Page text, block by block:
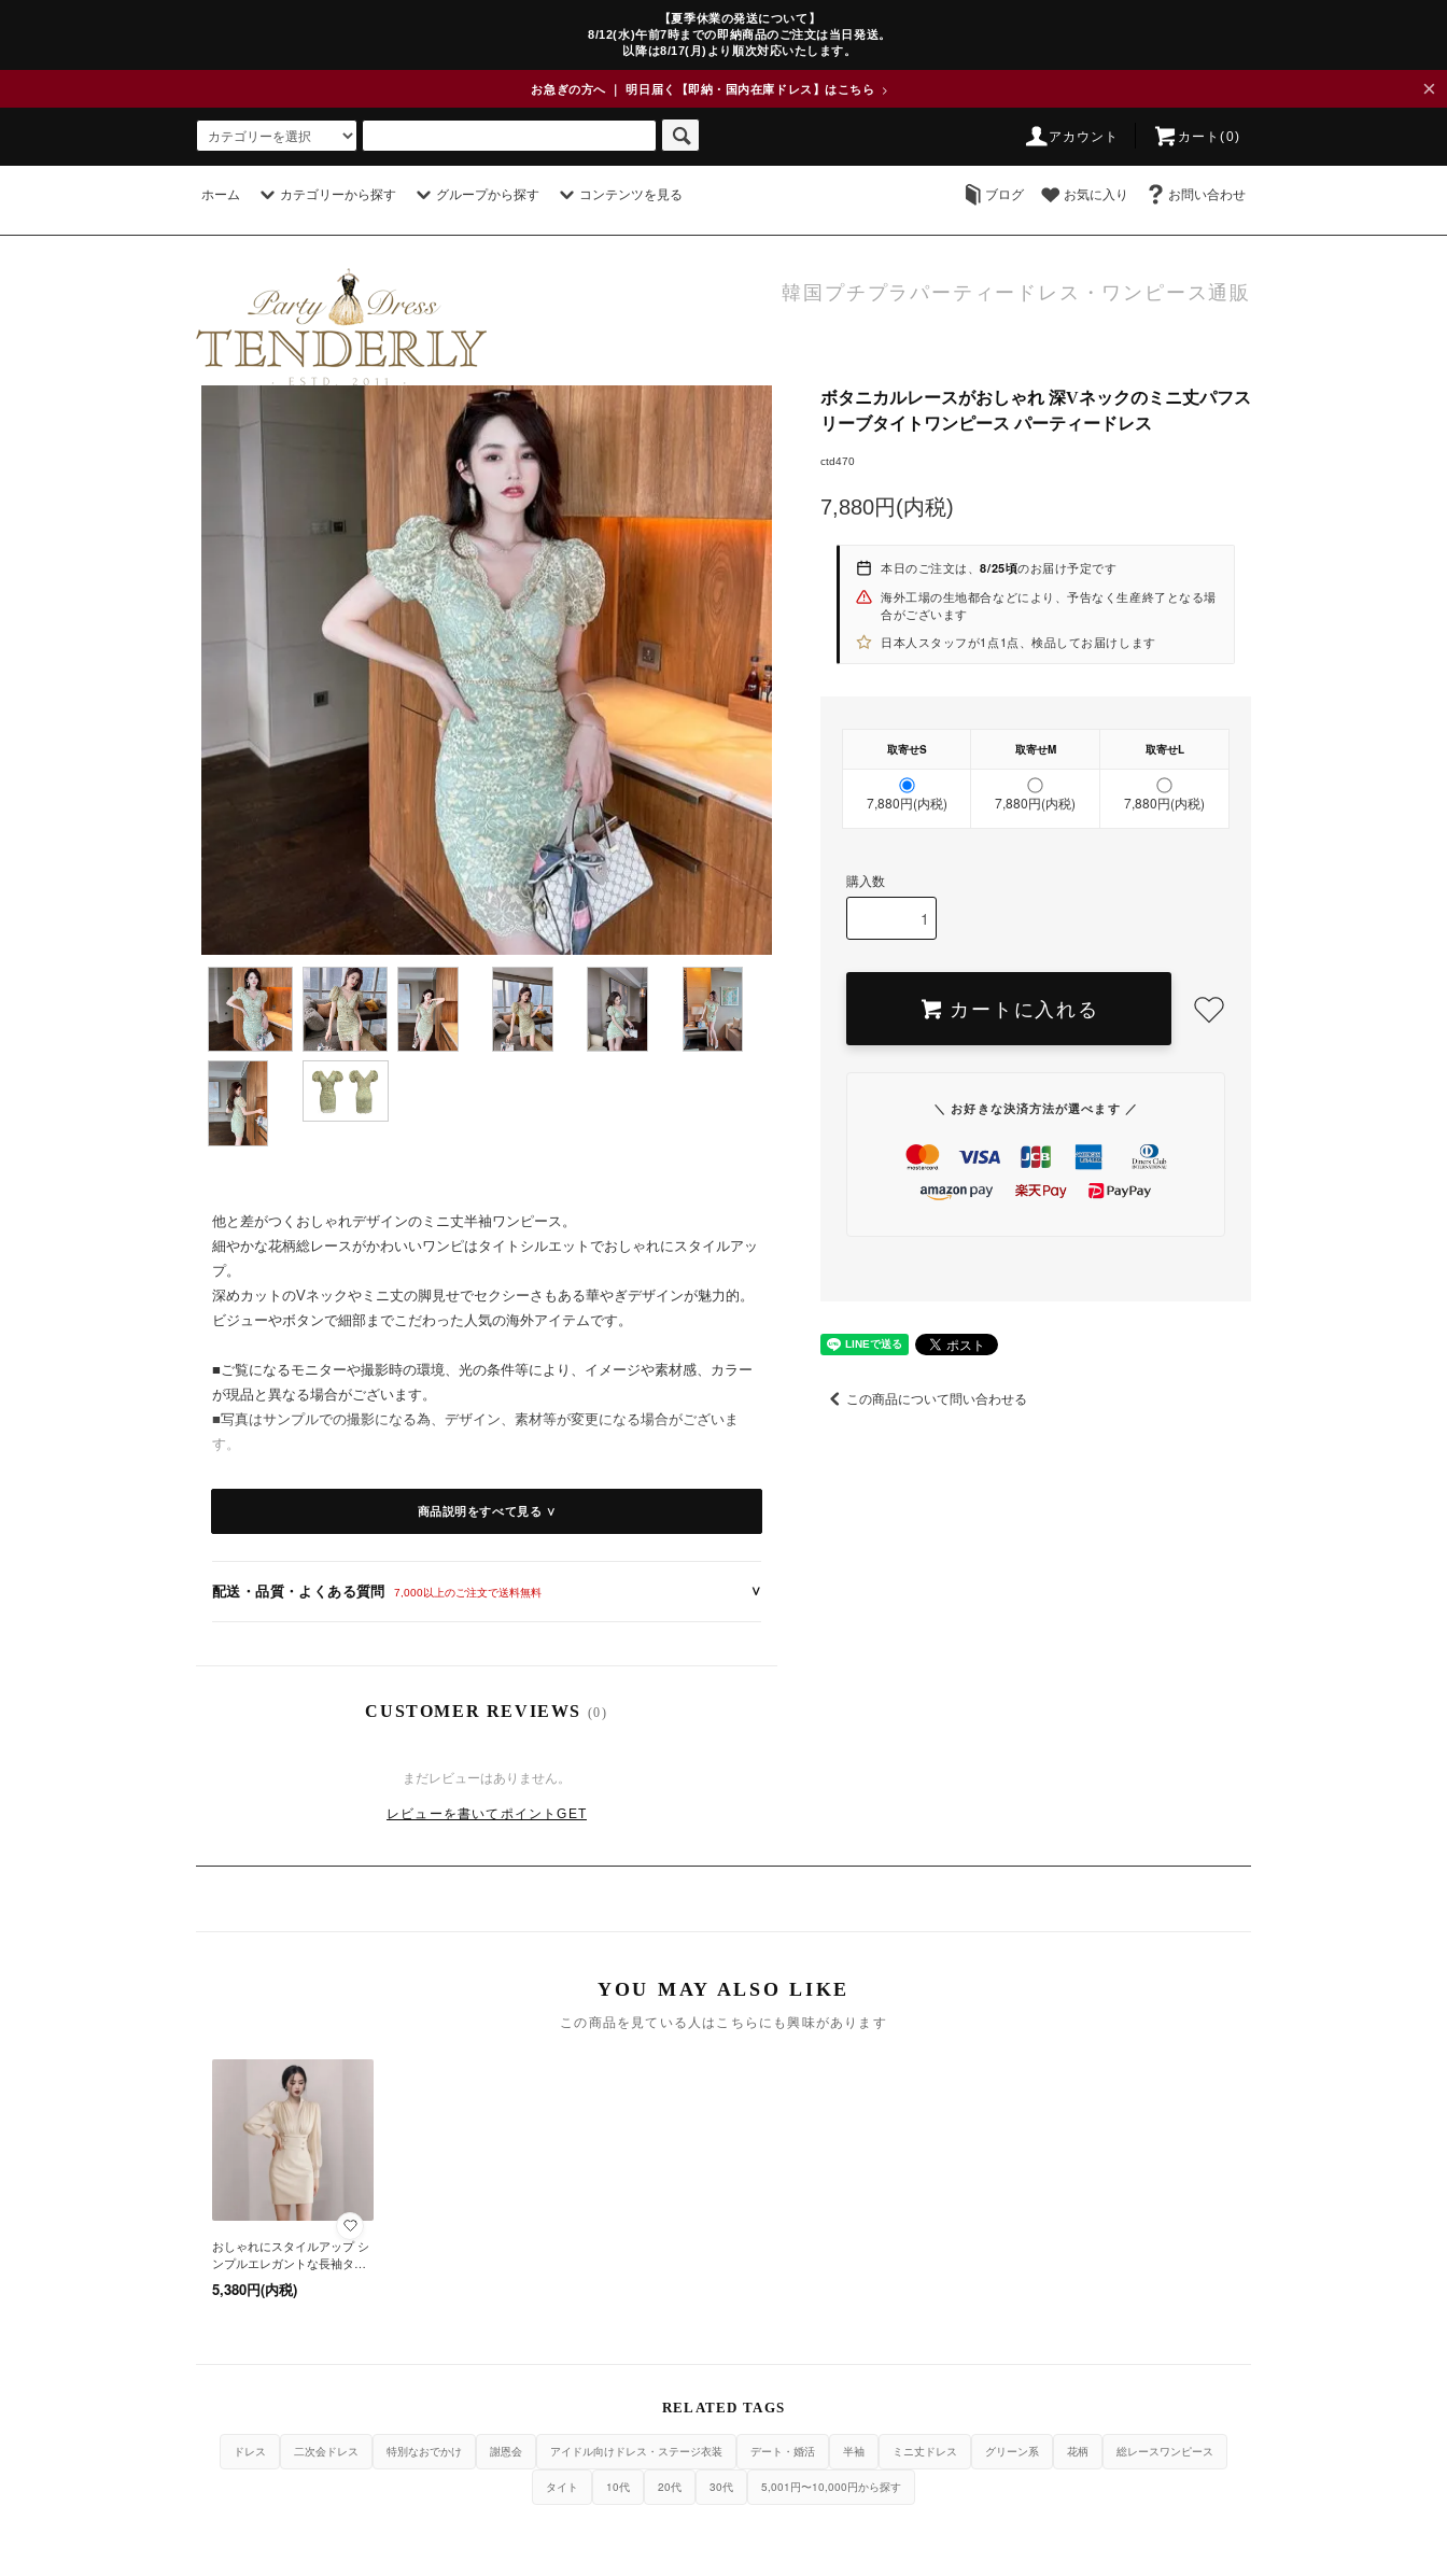
【夏季休業の発送について】
8/12(水)午前7時までの即納商品のご注文は当日発送。
以降は8/17(月)より順次対応いたします。
お急ぎの方へ ｜ 明日届く【即納・国内在庫ドレス】はこちら > ×
アカウント カート(0)
ホーム カテゴリーから探す グループから探す コンテンツを見る ブログ お気に入り お問い合わせ
韓国プチプラパーティードレス・ワンピース通販
他と差がつくおしゃれデザインのミニ丈半袖ワンピース。
細やかな花柄総レースがかわいいワンピはタイトシルエットでおしゃれにスタイルアッ
プ。
深めカットのVネックやミニ丈の脚見せでセクシーさもある華やぎデザインが魅力的。
ビジューやボタンで細部までこだわった人気の海外アイテムです。
■ご覧になるモニターや撮影時の環境、光の条件等により、イメージや素材感、カラー
が現品と異なる場合がございます。
■写真はサンプルでの撮影になる為、デザイン、素材等が変更になる場合がございま
す。
【カラー】
【仕 様】
-S : 約79cm / 30cm / 20cm / 82cm / 60cm / 82cm
-L : 約81cm / 32cm / 22cm / 90cm / 68cm / 90cm
商品説明をすべて見る ∨
配送・品質・よくある質問 7,000以上のご注文で送料無料 ∨
【取寄せ商品】
【即納商品】
CUSTOMER REVIEWS (0)
まだレビューはありません。
レビューを書いてポイントGET
ボタニカルレースがおしゃれ 深Vネックのミニ丈パフス
リーブタイトワンピース パーティードレス
ctd470
7,880円(内税)
本日のご注文は、8/25頃のお届け予定です
海外工場の生地都合などにより、予告なく生産終了となる場
合がございます
日本人スタッフが1点1点、検品してお届けします
取寄せS 取寄せM 取寄せL
7,880円(内税) 7,880円(内税) 7,880円(内税)
購入数
カートに入れる
＼ お好きな決済方法が選べます ／
この商品について問い合わせる
この商品を見ている人はこちらにも興味があります
おしゃれにスタイルアップ シ
ンプルエレガントな長袖タイ
トミニワンピース カジュアル
ドレス
5,380円(内税)
RELATED TAGS
ドレス 二次会ドレス 特別なおでかけ 謝恩会 アイドル向けドレス・ステージ衣装 デート・婚活 半袖 ミニ丈ドレス グリーン系 花柄 総レースワンピース
タイト 10代 20代 30代 5,001円〜10,000円から探す